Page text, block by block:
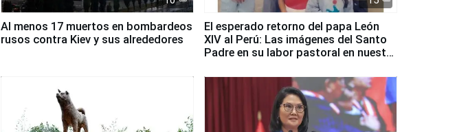
Al menos 17 muertos en bombardeos
rusos contra Kiev y sus alrededores
El esperado retorno del papa León
XIV al Perú: Las imágenes del Santo
Padre en su labor pastoral en nuestro